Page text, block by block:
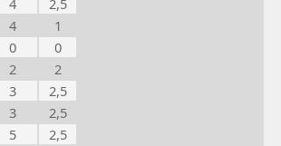
4
2,5
4
1
0
0
2
2
3
2,5
3
2,5
5
2,5